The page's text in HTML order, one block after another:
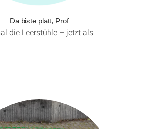
Da biste platt, Prof
die Leerstühle – jetzt als